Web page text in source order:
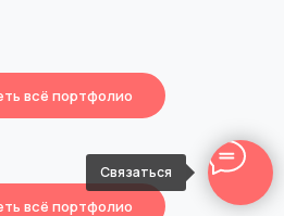
всё портфолио
всё портфолио
Связаться